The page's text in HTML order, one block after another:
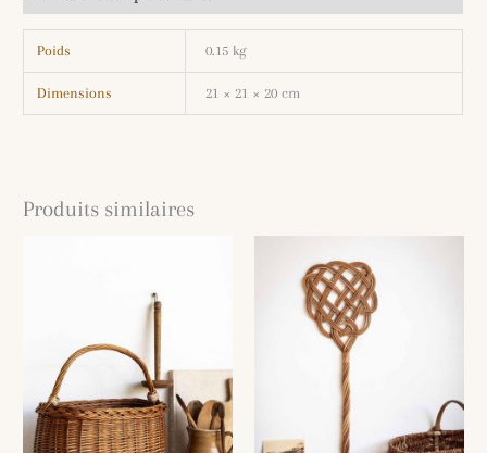
Poids 0.15 kg
Dimensions 21 × 21 × 20 cm
Produits similaires